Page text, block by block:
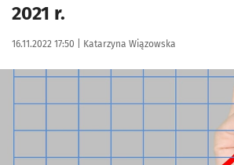
2021 r.
Data publikacji:
16.11.2022 17:50 | Autor:
Katarzyna Wiązowska
Kliknij, aby powiększyć